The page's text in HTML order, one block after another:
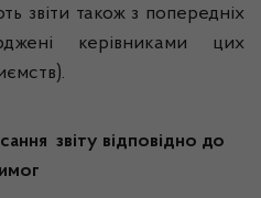
звіти також з попередніх
керівниками цих
звіту відповідно до